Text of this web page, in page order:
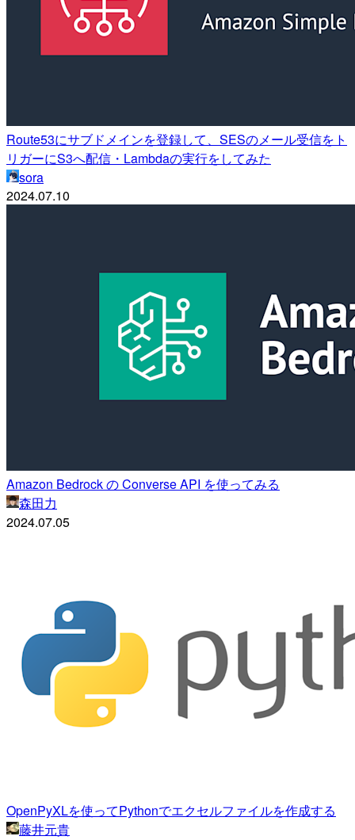
Route53にサブドメインを登録して、SESのメール受信をト
リガーにS3へ配信・Lambdaの実行をしてみた
sora
2024.07.10
Amazon Bedrock の Converse API を使ってみる
森田力
2024.07.05
OpenPyXLを使ってPythonでエクセルファイルを作成する
藤井元貴